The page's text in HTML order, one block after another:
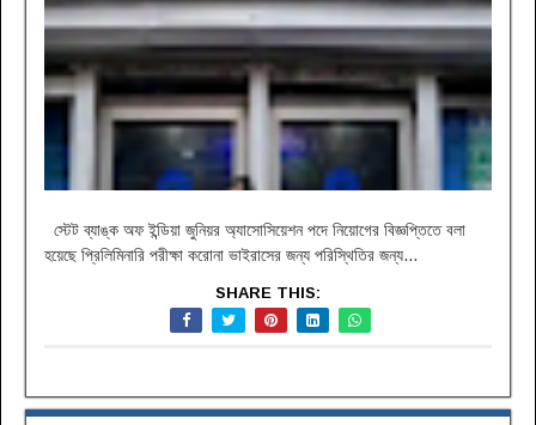
স্টেট ব্যাঙ্ক অফ ইন্ডিয়া জুনিয়র অ্যাসোসিয়েশন পদে নিয়োগের বিজ্ঞপ্তিতে বলা
হয়েছে প্রিলিমিনারি পরীক্ষা করোনা ভাইরাসের জন্য পরিস্থিতির জন্য...
SHARE THIS: